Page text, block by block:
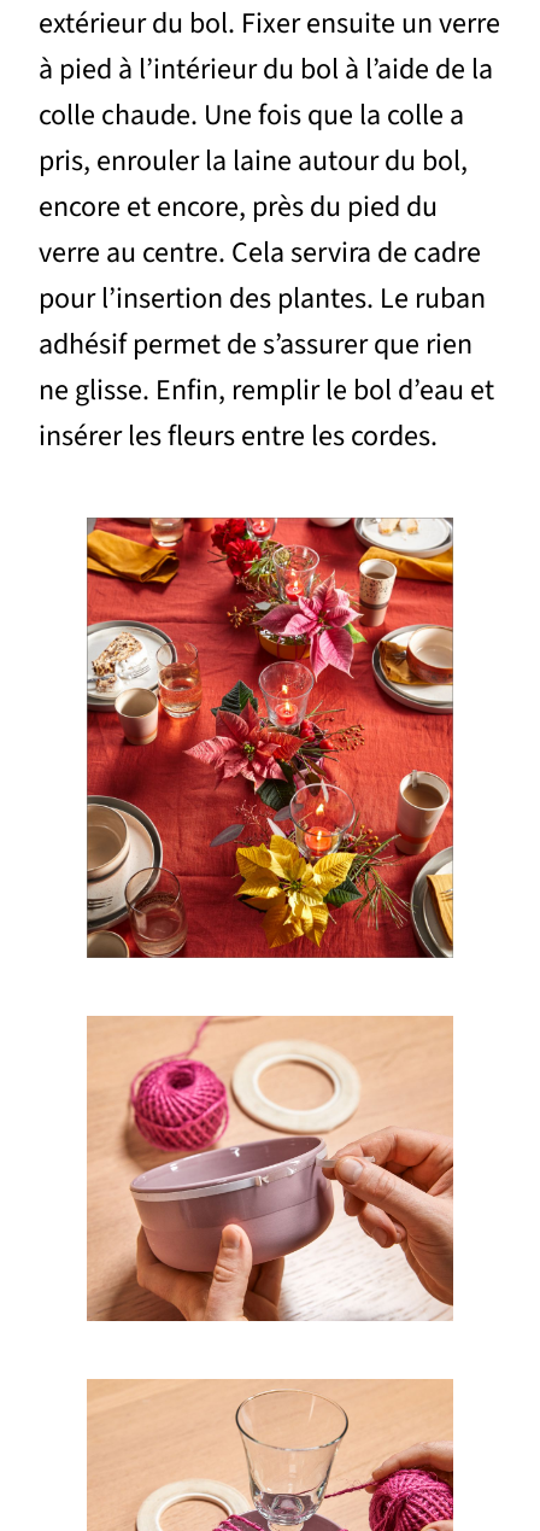
extérieur du bol. Fixer ensuite un verre
à pied à l’intérieur du bol à l’aide de la
colle chaude. Une fois que la colle a
pris, enrouler la laine autour du bol,
encore et encore, près du pied du
verre au centre. Cela servira de cadre
pour l’insertion des plantes. Le ruban
adhésif permet de s’assurer que rien
ne glisse. Enfin, remplir le bol d’eau et
insérer les fleurs entre les cordes.